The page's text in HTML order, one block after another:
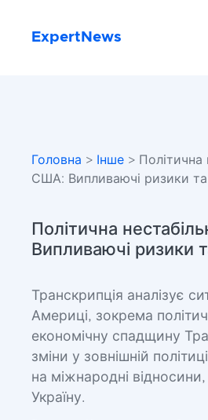
ExpertNews
Головна > Інше > Політична
США: Випливаючі ризики та
Політична
Випливаючі ризики
Транскрипція аналізує
Америці, зокрема
економічну спадщину
зміни у зовнішній
на міжнародні
Україну.